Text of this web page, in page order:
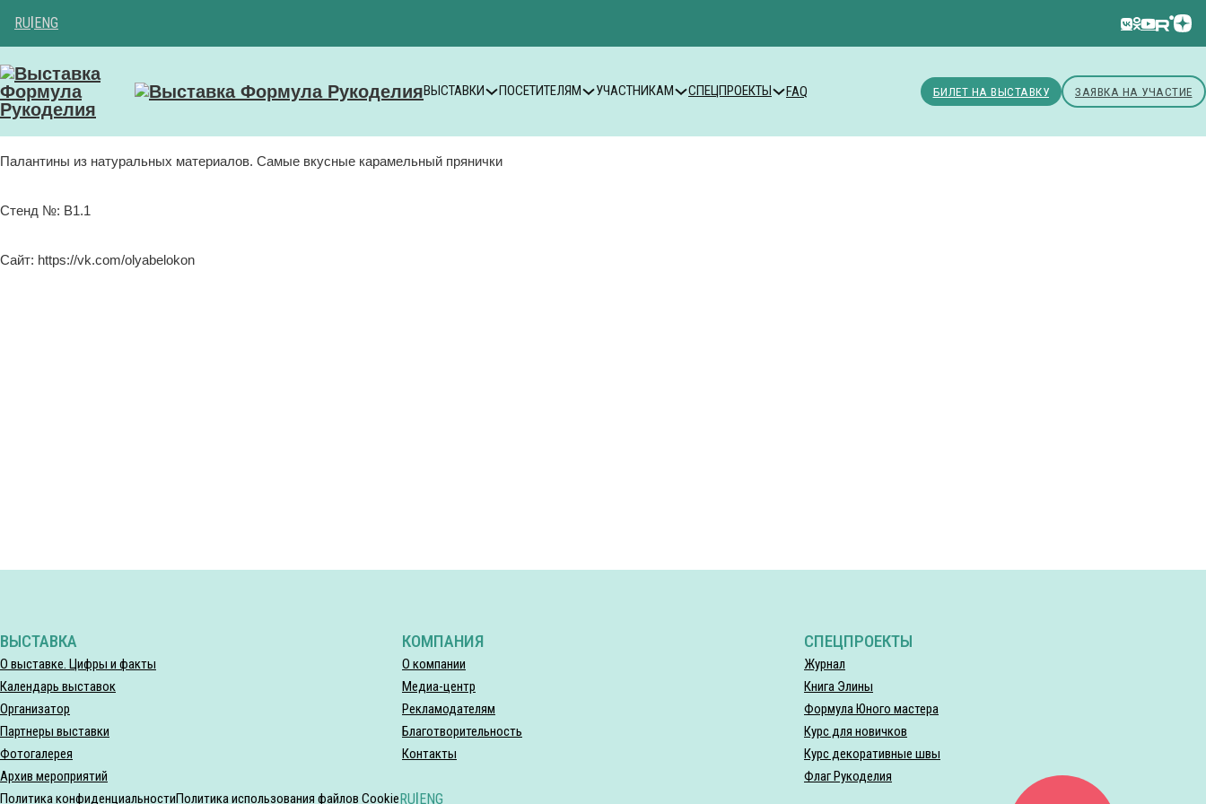
RU ENG
ВЫСТАВКИ ПОСЕТИТЕЛЯМ УЧАСТНИКАМ СПЕЦПРОЕКТЫ FAQ БИЛЕТ НА ВЫСТАВКУ ЗАЯВКА НА УЧАСТИЕ
Палантины из натуральных материалов. Самые вкусные карамельный прянички
Стенд №: B1.1
Сайт: https://vk.com/olyabelokon
ВЫСТАВКА
О выставке. Цифры и факты
Календарь выставок
Организатор
Партнеры выставки
Фотогалерея
Архив мероприятий
КОМПАНИЯ
О компании
Медиа-центр
Рекламодателям
Благотворительность
Контакты
СПЕЦПРОЕКТЫ
Журнал
Книга Элины
Формула Юного мастера
Курс для новичков
Курс декоративные швы
Флаг Рукоделия
Политика конфиденциальностиПолитика использования файлов CookieRU|ENG